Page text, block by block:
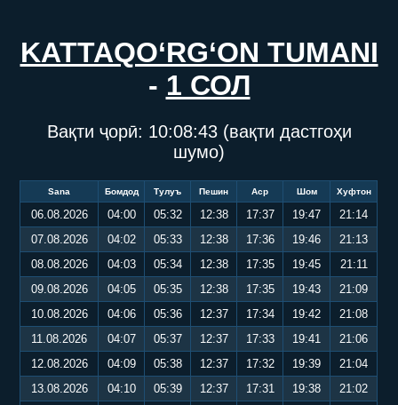
KATTAQO‘RG‘ON TUMANI
- 1 СОЛ
Вақти ҷорӣ: 10:08:44(вақти дастгоҳи
шумо)
Sana Бомдод Тулуъ Пешин Аср Шом Хуфтон
06.08.2026 04:00 05:32 12:38 17:37 19:47
21:14
07.08.2026
04:02 05:33 12:38 17:36 19:46
21:13
08.08.2026
04:03 05:34 12:38 17:35 19:45
21:11
09.08.2026
04:05 05:35 12:38 17:35 19:43
21:09
10.08.2026
04:06 05:36 12:37 17:34 19:42
21:08
11.08.2026
04:07 05:37 12:37 17:33 19:41
21:06
12.08.2026
04:09 05:38 12:37 17:32 19:39
21:04
13.08.2026
04:10 05:39 12:37 17:31 19:38
21:02